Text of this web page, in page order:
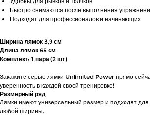
Быстро снимаются после выполнения
Подходят для профессионалов и начинающих
Ширина лямок 3,9 см
Длина лямок 65 см
Комплект: 1 пара (2 шт)
Закажите серые лямки Unlimited Power прямо
уверенность в каждой своей тренировке!
Размерный ряд
Лямки имеют универсальный размер и подходят для
любой ширины.